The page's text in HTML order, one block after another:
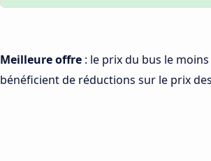
Meilleure offre : le prix du bus le
bénéficient de réductions sur le prix